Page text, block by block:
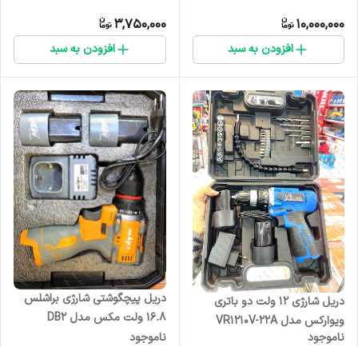
10,000,000
افزودن به سبد
3,750,000
افزودن به سبد
دریل شارژی ۱۲ ولت دو باتری
ویوارکس مدل VR1210V-22A
ناموجود
دریل پیچگوشتی شارژی براشلس
۱۶.۸ ولت مکس مدل DB2
ناموجود